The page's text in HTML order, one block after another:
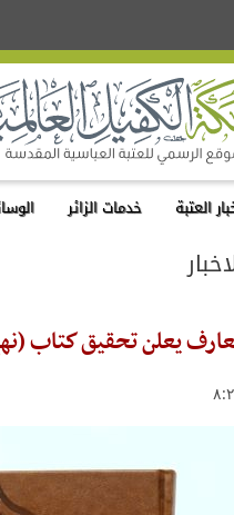
العتبة خدمات الزائر
يعلن تحقيق كتاب